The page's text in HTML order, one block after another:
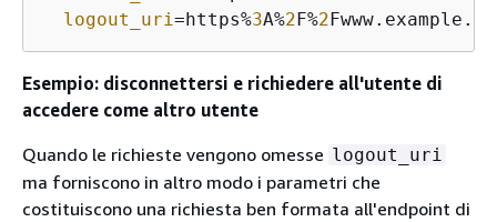
logout_uri=https%3A%2 F%2
Esempio: disconnettersi e richiedere all'utente di
accedere come altro utente
Quando le richieste vengono omesse logout_uri
ma forniscono in altro modo i parametri che
costituiscono una richiesta ben formata all'endpoint di